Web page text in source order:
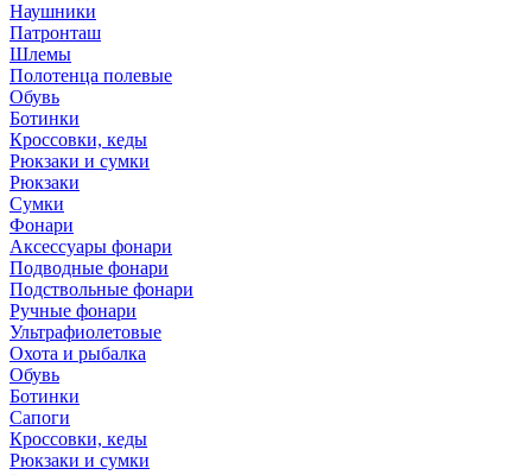
Наушники
Патронташ
Шлемы
Полотенца полевые
Обувь
Ботинки
Кроссовки, кеды
Рюкзаки и сумки
Рюкзаки
Сумки
Фонари
Аксессуары фонари
Подводные фонари
Подствольные фонари
Ручные фонари
Ультрафиолетовые
Охота и рыбалка
Обувь
Ботинки
Сапоги
Кроссовки, кеды
Рюкзаки и сумки